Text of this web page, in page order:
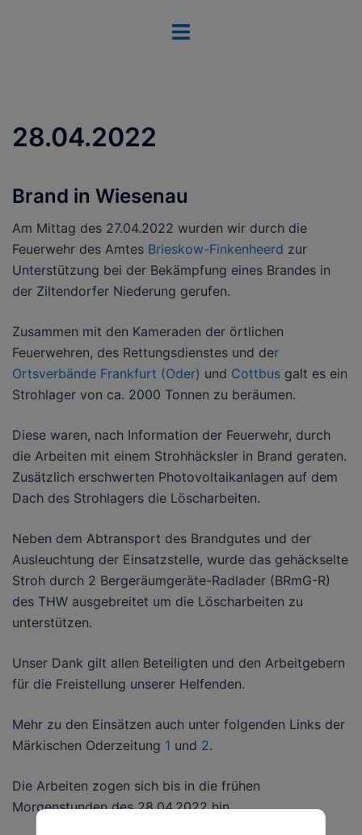
Menü
28.04.2022
Brand in Wiesenau
Am Mittag des 27.04.2022 wurden wir durch die
Feuerwehr des Amtes Brieskow-Finkenheerd zur
Unterstützung bei der Bekämpfung eines Brandes in
der Ziltendorfer Niederung gerufen.
Zusammen mit den Kameraden der örtlichen
Feuerwehren, des Rettungsdienstes und der
Ortsverbände Frankfurt (Oder) und Cottbus galt es ein
Strohlager von ca. 2000 Tonnen zu beräumen.
Diese waren, nach Information der Feuerwehr, durch
die Arbeiten mit einem Strohhäcksler in Brand geraten.
Zusätzlich erschwerten Photovoltaikanlagen auf dem
Dach des Strohlagers die Löscharbeiten.
Neben dem Abtransport des Brandgutes und der
Ausleuchtung der Einsatzstelle, wurde das gehäckselte
Stroh durch 2 Bergeräumgeräte-Radlader (BRmG-R)
des THW ausgebreitet um die Löscharbeiten zu
unterstützen.
Unser Dank gilt allen Beteiligten und den Arbeitgebern
für die Freistellung unserer Helfenden.
Mehr zu den Einsätzen auch unter folgenden Links der
Märkischen Oderzeitung 1 und 2.
Die Arbeiten zogen sich bis in die frühen
Morgenstunden des 28.04.2022 hin.